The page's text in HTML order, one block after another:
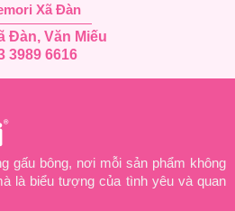
Xã Đàn
Đàn, Văn Miếu
3989 6616
gấu bông, nơi mỗi sản phẩm không
là biểu tượng của tình yêu và quan